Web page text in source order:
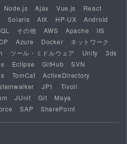
Node.js Ajax Vue.js
React
Solaris AIX HP-UX
Android
その他 AWS Apache
IIS
Azure Docker
ネットワーク
ツール・ミドルウェア Unity
3ds
Eclipse GitHub
SVN
TomCat
ActiveDirectory
JP1
Tivoli
JUnit Git
Maya
SAP SharePoint